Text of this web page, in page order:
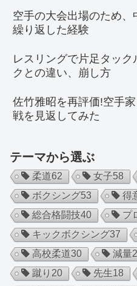
空手の大会出場のため
繰り返した経験
レスリングで片足タッ
クとの違い、崩し方
佐竹雅昭を再評価!空手
戦を見返してみた
テーマから選ぶ
柔道62 女子58
ボクシング53 得
総合格闘技40 プ
キックボクシング37
高校柔道30 減量
蹴り 20 先生18